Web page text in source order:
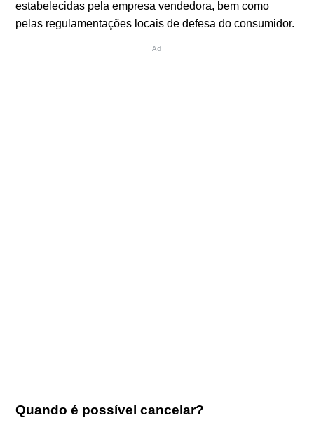
estabelecidas pela empresa vendedora, bem como
pelas regulamentações locais de defesa do consumidor.
Ad
Quando é possível cancelar?